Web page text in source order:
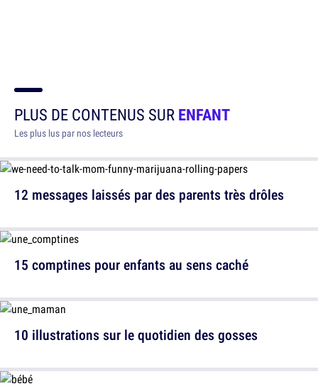
PLUS DE CONTENUS SURENFANT
Les plus lus par nos lecteurs
12 messages laissés par des parents très drôles
10 illustrations sur le quotidien des gosses
15 comptines pour enfants au sens caché